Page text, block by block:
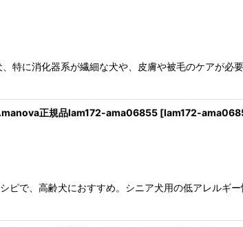
特に消化器系が繊細な犬や、皮膚や被毛のケアが必
正規品lam172-ama06855 [lam172-
で、高齢犬におすすめ。シニア犬用の低アレルギ